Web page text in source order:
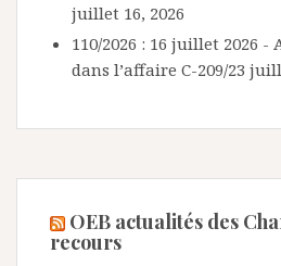
juillet 16, 2026
110/2026 : 16 juillet 2026
dans l’affaire C-209/23
OEB actualités des
recours